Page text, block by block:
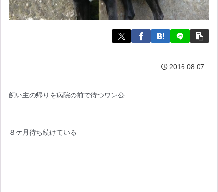
2016.08.07
飼い主の帰りを病院の前で待つワン公
８ケ月待ち続けている